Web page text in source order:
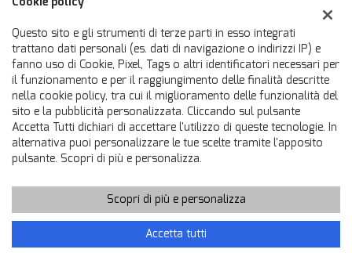
Dati fiscali:
Autosalone Miotto
Via Jesolo, 21, Ponte di Piave (TV)
C.F/P.IVA:01199580265
Registro delle imprese: TV
Copyright © 2026 GestionaleAuto.com S.r.l., Tutti i diritti riservati
Leggi l'informativa sulla privacy - Cookie Policy
Sito creato da:GestionaleAuto.com
Questo sito e gli strumenti di terze parti in esso integrati
trattano dati personali (es. dati di navigazione o indirizzi IP) e
fanno uso di Cookie, Pixel, Tags o altri identificatori necessari per
il funzionamento e per il raggiungimento delle finalità descritte
nella cookie policy, tra cui il miglioramento delle funzionalità del
sito e la pubblicità personalizzata. Cliccando sul pulsante
Accetta Tutti dichiari di accettare l'utilizzo di queste tecnologie. In
alternativa puoi personalizzare le tue scelte tramite l'apposito
pulsante. Scopri di più e personalizza.
Scopri di più e personalizza
Accetta tutti